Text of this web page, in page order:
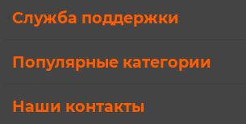
Служба поддержки
Популярные категории
Наши контакты